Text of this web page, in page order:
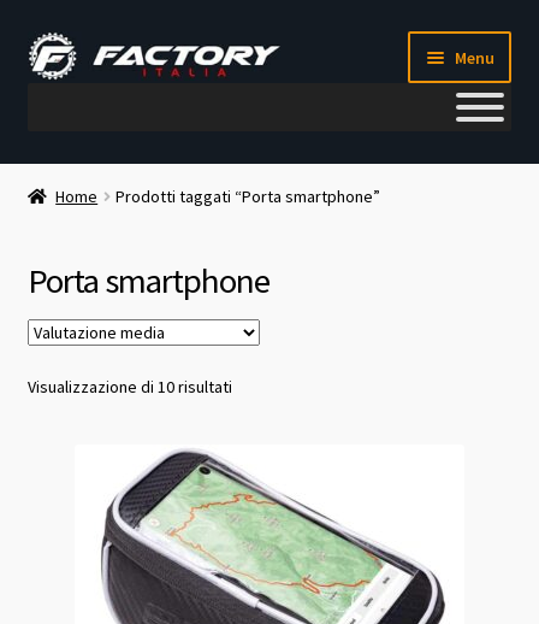
Vai
alla
Vai
al
Menu
Il mio account
Chi siamo
Corso meccanico bici
Home Prodotti taggati “Porta smartphone”
Porta smartphone
Visualizzazione di 10 risultatiValutazione